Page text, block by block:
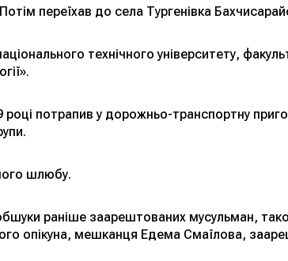
переїхав до села Тургенівка
технічного університету,
потрапив у дорожньо-транспортну
шлюбу.
раніше заарештованих мусульман,
опікуна, мешканця Едема Смаїлова,